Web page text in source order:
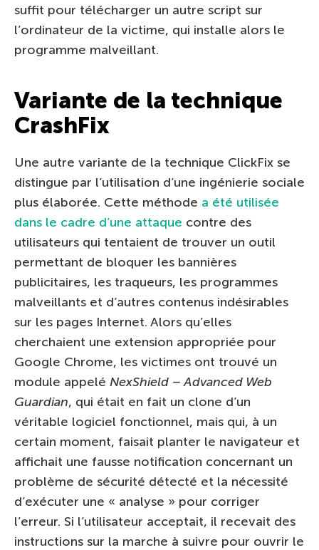
suffit pour télécharger un autre script sur
l’ordinateur de la victime, qui installe alors le
programme malveillant.
Variante de la technique
CrashFix
Une autre variante de la technique ClickFix se
distingue par l’utilisation d’une ingénierie sociale
plus élaborée. Cette méthode a été utilisée
dans le cadre d’une attaque contre des
utilisateurs qui tentaient de trouver un outil
permettant de bloquer les bannières
publicitaires, les traqueurs, les programmes
malveillants et d’autres contenus indésirables
sur les pages Internet. Alors qu’elles
cherchaient une extension appropriée pour
Google Chrome, les victimes ont trouvé un
module appelé NexShield – Advanced Web
Guardian, qui était en fait un clone d’un
véritable logiciel fonctionnel, mais qui, à un
certain moment, faisait planter le navigateur et
affichait une fausse notification concernant un
problème de sécurité détecté et la nécessité
d’exécuter une « analyse » pour corriger
l’erreur. Si l’utilisateur acceptait, il recevait des
instructions sur la marche à suivre pour ouvrir le